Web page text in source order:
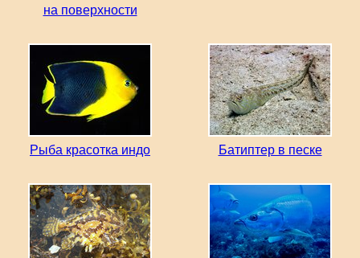
на поверхности
Рыба красотка индо Батиптер в песке